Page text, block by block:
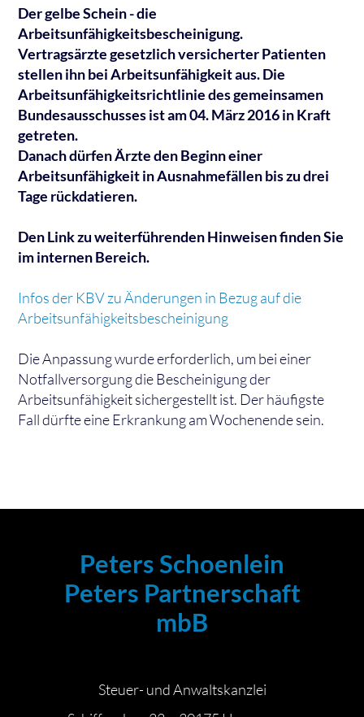
Der gelbe Schein - die
Arbeitsunfähigkeitsbescheinigung.
Vertragsärzte gesetzlich versicherter Patienten
stellen ihn bei Arbeitsunfähigkeit aus. Die
Arbeitsunfähigkeitsrichtlinie des gemeinsamen
Bundesausschusses ist am 04. März 2016 in Kraft
getreten.
Danach dürfen Ärzte den Beginn einer
Arbeitsunfähigkeit in Ausnahmefällen bis zu drei
Tage rückdatieren.
Den Link zu weiterführenden Hinweisen finden Sie
im internen Bereich.
Infos der KBV zu Änderungen in Bezug auf die
Arbeitsunfähigkeitsbescheinigung
Die Anpassung wurde erforderlich, um bei einer
Notfallversorgung die Bescheinigung der
Arbeitsunfähigkeit sichergestellt ist. Der häufigste
Fall dürfte eine Erkrankung am Wochenende sein.
Peters Schoenlein
Peters Partnerschaft
mbB
Steuer- und Anwaltskanzlei